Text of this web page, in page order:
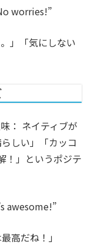
worries!”
」「気にしない
： ネイティブが
しい」「カッコ
！」というポジテ
awesome!”
高だね！」